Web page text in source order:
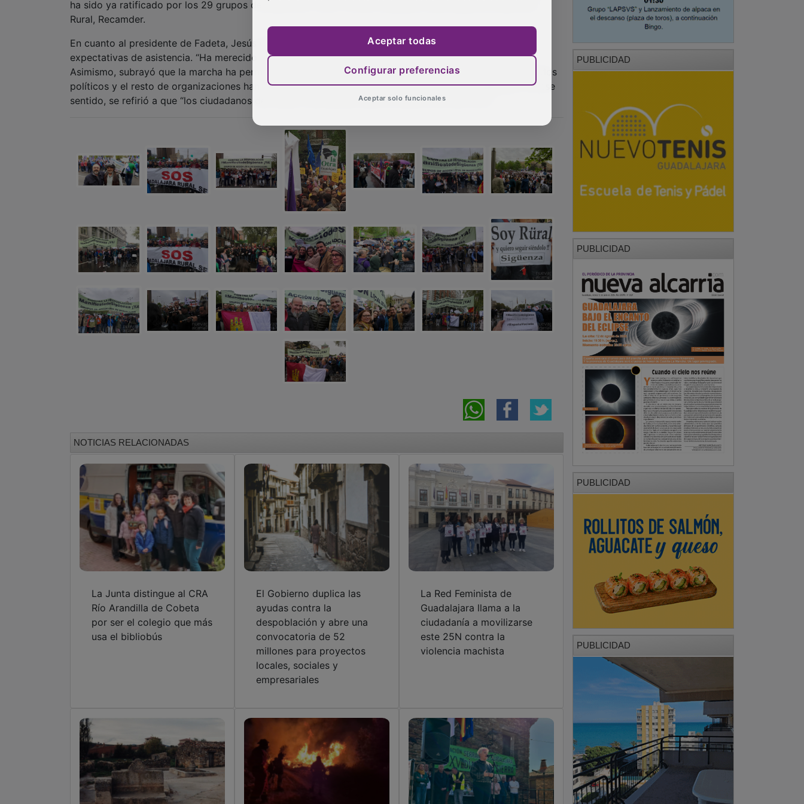
expectativas de asistencia. “Ha merecido la pena todo el esfuerzo puesto en defender el medio rural”.
Asimismo, subrayó que la marcha ha permitido demostrar “que el medio rural está unido y que los partidos
políticos y el resto de organizaciones han de repetir lo que se consiguió en diciembre en Sigüenza”. En ese
sentido, se refirió a que “los ciudadanos del medio rural quieren que se valoren sus servicios”.
La Junta distingue al CRA
Río Arandilla de Cobeta
usa el bibliobús
El Gobierno duplica las
ayudas contra la
convocatoria de 52
millones para proyectos
locales, sociales y
empresariales
La Red Feminista de
Guadalajara llama a la
este 25N contra la
violencia machista
Estos son los 15 pueblos C-LM destina más de un
PUBLICIDAD
PUBLICIDAD
PUBLICIDAD
PUBLICIDAD
Aceptar todas
Configurar preferencias
Aceptar solo funcionales